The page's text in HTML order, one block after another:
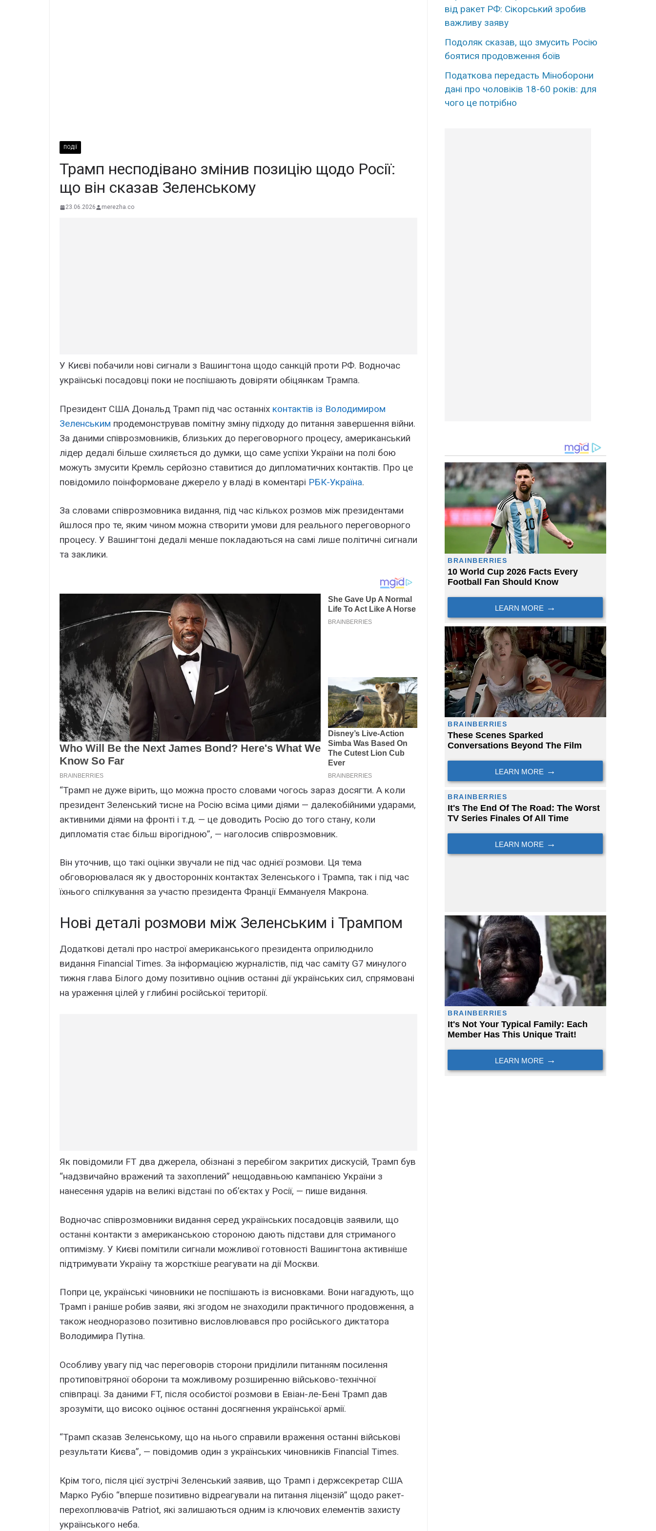
ПОДІЇ
Трамп несподівано змінив позицію щодо Росії:
що він сказав Зеленському
23.06.2026 merezha.co
У Києві побачили нові сигнали з Вашингтона щодо санкцій проти РФ. Водночас
українські посадовці поки не поспішають довіряти обіцянкам Трампа.
Президент США Дональд Трамп під час останніх контактів із Володимиром
Зеленським продемонстрував помітну зміну підходу до питання завершення війни.
За даними співрозмовників, близьких до переговорного процесу, американський
лідер дедалі більше схиляється до думки, що саме успіхи України на полі бою
можуть змусити Кремль серйозно ставитися до дипломатичних контактів. Про це
повідомило поінформоване джерело у владі в коментарі РБК-Україна.
За словами співрозмовника видання, під час кількох розмов між президентами
йшлося про те, яким чином можна створити умови для реального переговорного
процесу. У Вашингтоні дедалі менше покладаються на самі лише політичні сигнали
та заклики.
“Трамп не дуже вірить, що можна просто словами чогось зараз досягти. А коли
президент Зеленський тисне на Росію всіма цими діями — далекобійними ударами,
активними діями на фронті і т.д. — це доводить Росію до того стану, коли
дипломатія стає більш вірогідною”, — наголосив співрозмовник.
Він уточнив, що такі оцінки звучали не під час однієї розмови. Ця тема
обговорювалася як у двосторонніх контактах Зеленського і Трампа, так і під час
їхнього спілкування за участю президента Франції Еммануеля Макрона.
Нові деталі розмови між Зеленським і Трампом
Додаткові деталі про настрої американського президента оприлюднило
видання Financial Times. За інформацією журналістів, під час саміту G7 минулого
тижня глава Білого дому позитивно оцінив останні дії українських сил, спрямовані
на ураження цілей у глибині російської території.
Як повідомили FT два джерела, обізнані з перебігом закритих дискусій, Трамп був
“надзвичайно вражений та захоплений” нещодавньою кампанією України з
нанесення ударів на великі відстані по об’єктах у Росії, — пише видання.
Водночас співрозмовники видання серед українських посадовців заявили, що
останні контакти з американською стороною дають підстави для стриманого
оптимізму. У Києві помітили сигнали можливої готовності Вашингтона активніше
підтримувати Україну та жорсткіше реагувати на дії Москви.
Попри це, українські чиновники не поспішають із висновками. Вони нагадують, що
Трамп і раніше робив заяви, які згодом не знаходили практичного продовження, а
також неодноразово позитивно висловлювався про російського диктатора
Володимира Путіна.
Особливу увагу під час переговорів сторони приділили питанням посилення
протиповітряної оборони та можливому розширенню військово-технічної
співпраці. За даними FT, після особистої розмови в Евіан-ле-Бені Трамп дав
зрозуміти, що високо оцінює останні досягнення української армії.
“Трамп сказав Зеленському, що на нього справили враження останні військові
результати Києва”, — повідомив один з українських чиновників Financial Times.
Крім того, після цієї зустрічі Зеленський заявив, що Трамп і держсекретар США
Марко Рубіо “вперше позитивно відреагували на питання ліцензій” щодо ракет-
перехоплювачів Patriot, які залишаються одним із ключових елементів захисту
українського неба.
від ракет РФ: Сікорський зробив
важливу заяву
Подоляк сказав, що змусить Росію
боятися продовження боїв
Податкова передасть Міноборони
дані про чоловіків 18-60 років: для
чого це потрібно